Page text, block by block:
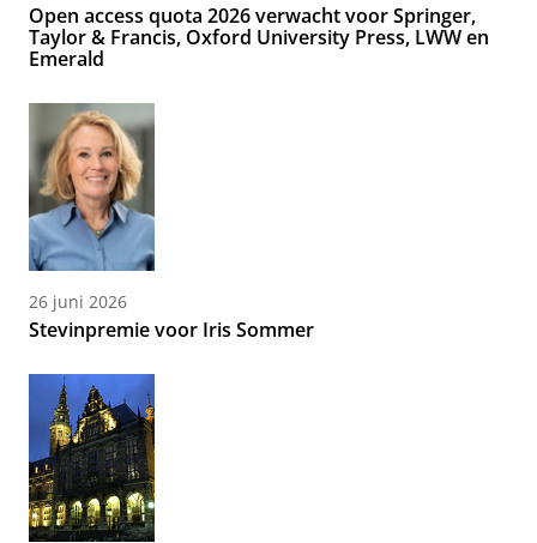
Open access quota 2026 verwacht voor Springer,
Taylor & Francis, Oxford University Press, LWW en
Emerald
26 juni 2026
Stevinpremie voor Iris Sommer